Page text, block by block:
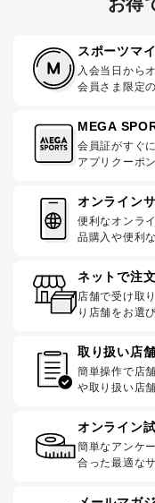
スポーツマ
入会当日から
会員さま限定
MEGA
会員証がすぐ
アプリクーポ
オンライン
便利なオンラ
品購入や便利
ネットで注
店舗で受け取
り店舗をお選
取り扱い店
簡単操作で店
や取り扱い店
オンライン
簡単なアンケ
合った最適な